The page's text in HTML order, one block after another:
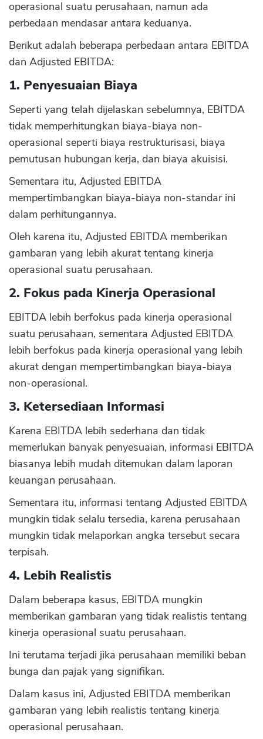
operasional suatu perusahaan, namun ada
perbedaan mendasar antara keduanya.
Berikut adalah beberapa perbedaan antara EBITDA
dan Adjusted EBITDA:
1. Penyesuaian Biaya
Seperti yang telah dijelaskan sebelumnya, EBITDA
tidak memperhitungkan biaya-biaya non-
operasional seperti biaya restrukturisasi, biaya
pemutusan hubungan kerja, dan biaya akuisisi.
Sementara itu, Adjusted EBITDA
mempertimbangkan biaya-biaya non-standar ini
dalam perhitungannya.
Oleh karena itu, Adjusted EBITDA memberikan
gambaran yang lebih akurat tentang kinerja
operasional suatu perusahaan.
2. Fokus pada Kinerja Operasional
EBITDA lebih berfokus pada kinerja operasional
suatu perusahaan, sementara Adjusted EBITDA
lebih berfokus pada kinerja operasional yang lebih
akurat dengan mempertimbangkan biaya-biaya
non-operasional.
3. Ketersediaan Informasi
Karena EBITDA lebih sederhana dan tidak
memerlukan banyak penyesuaian, informasi EBITDA
biasanya lebih mudah ditemukan dalam laporan
keuangan perusahaan.
Sementara itu, informasi tentang Adjusted EBITDA
mungkin tidak selalu tersedia, karena perusahaan
mungkin tidak melaporkan angka tersebut secara
terpisah.
4. Lebih Realistis
Dalam beberapa kasus, EBITDA mungkin
memberikan gambaran yang tidak realistis tentang
kinerja operasional suatu perusahaan.
Ini terutama terjadi jika perusahaan memiliki beban
bunga dan pajak yang signifikan.
Dalam kasus ini, Adjusted EBITDA memberikan
gambaran yang lebih realistis tentang kinerja
operasional perusahaan.